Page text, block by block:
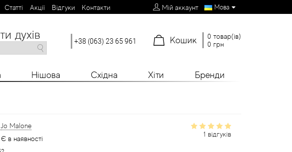
Статті Aкції Відгуки Контакти Мій аккаунт Мова
духів +38 (063) 23 65 961 Кошик
0 товар(ів)
0 грн
Нішова Східна Хіти Бренди
1 відгуків
Jo Malone
Є в наявності